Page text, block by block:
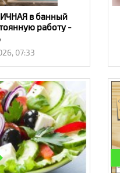
в банный
работу -
07:33